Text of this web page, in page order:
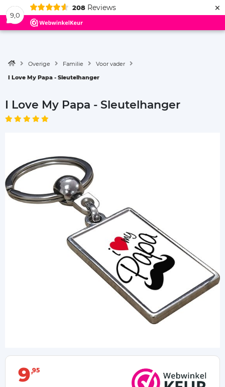
9,0
208 Reviews ×
Menu
Overige Familie
Voor vader
I Love My Papa - Sleutelhanger
I Love My Papa - Sleutelhanger
9 95